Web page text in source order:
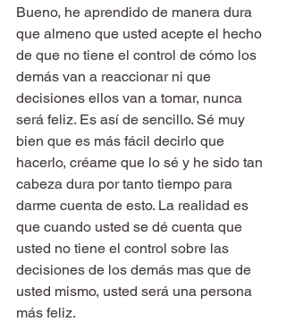
Bueno, he aprendido de manera dura
que almeno que usted acepte el hecho
de que no tiene el control de cómo los
demás van a reaccionar ni que
decisiones ellos van a tomar, nunca
será feliz. Es así de sencillo. Sé muy
bien que es más fácil decirlo que
hacerlo, créame que lo sé y he sido tan
cabeza dura por tanto tiempo para
darme cuenta de esto. La realidad es
que cuando usted se dé cuenta que
usted no tiene el control sobre las
decisiones de los demás mas que de
usted mismo, usted será una persona
más feliz.